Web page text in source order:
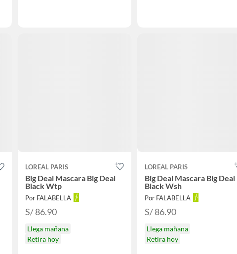
LOREAL PARIS
Big Deal Mascara Big Deal
Black Wtp
Por FALABELLA
S/ 86.90
Llega mañana
Retira hoy
LOREAL PARIS
Big Deal Mascara Big Deal
Black Wsh
Por FALABELLA
S/ 86.90
Llega mañana
Retira hoy